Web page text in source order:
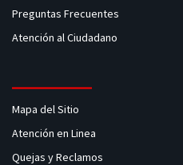
Preguntas Frecuentes
Atención al Ciudadano
Mapa del Sitio
Atención en Linea
Quejas y Reclamos